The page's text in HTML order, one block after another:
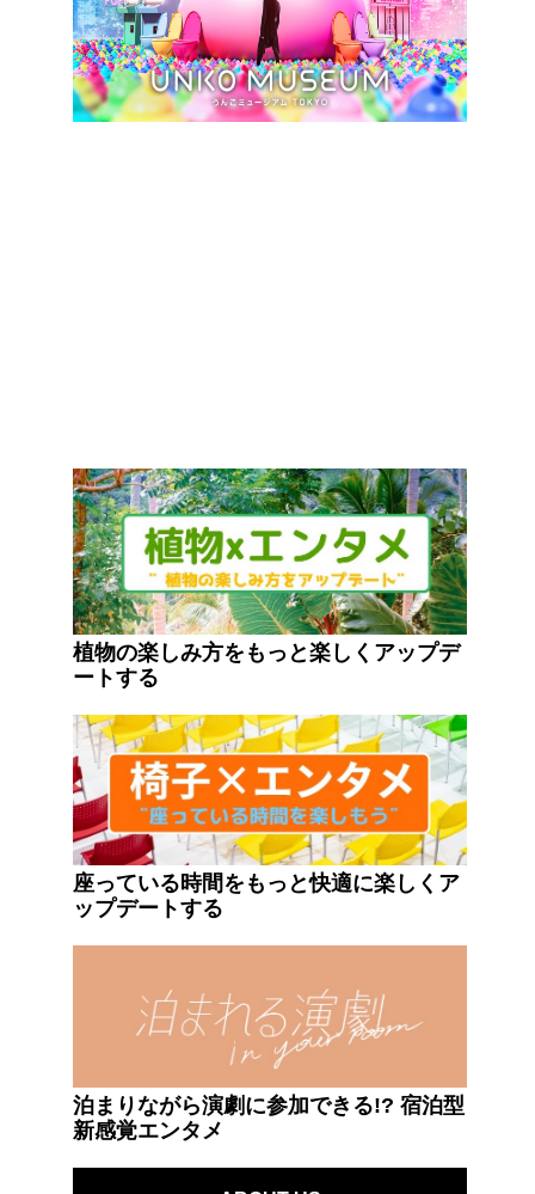
植物の楽しみ方をもっと楽しくアップデ
ートする
座っている時間をもっと快適に楽しくア
ップデートする
泊まりながら演劇に参加できる!? 宿泊型
新感覚エンタメ